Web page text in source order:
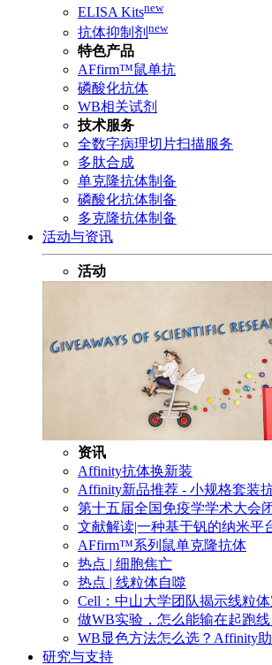
ELISA Kitsnew
抗体抑制剂 new
特色产品
AFfirm™鼠单抗
磷酸化抗体
WB相关试剂
技术服务
全数字病理切片扫描服务
多肽合成
单克隆抗体制备
磷酸化抗体制备
多克隆抗体制备
活动与资讯
活动
资讯
Affinity抗体换新装
Affinity新品推荐 - 小规格套装
第十五届全国免疫学学术大会
文献解读|一种基于钒的纳米平
AFfirm™系列鼠单克隆抗体
热点 | 细胞焦亡
热点 | 线粒体自噬
Cell：中山大学团队揭示线粒
做WB实验，怎么能输在起跑线
WB显色方法怎么选？Affinity
研究与支持